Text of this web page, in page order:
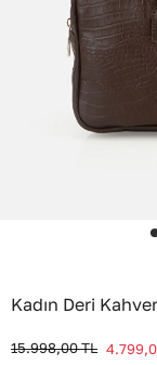
Kadın Deri
15.998,00TL